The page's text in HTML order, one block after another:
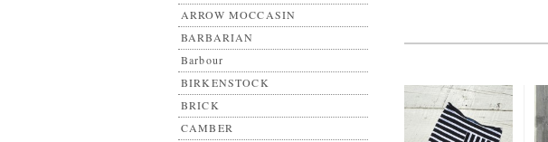
ARROW MOCCASIN
BARBARIAN
Barbour
BIRKENSTOCK
BRICK
CAMBER